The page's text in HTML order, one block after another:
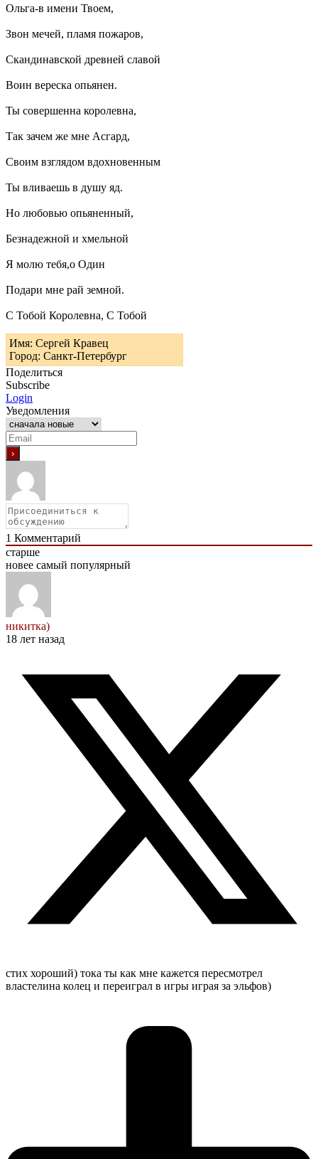
Ольга-в имени Твоем,
Звон мечей, пламя пожаров,
Скандинавской древней славой
Воин вереска опьянен.
Ты совершенна королевна,
Так зачем же мне Асгард,
Своим взглядом вдохновенным
Ты вливаешь в душу яд.
Но любовью опьяненный,
Безнадежной и хмельной
Я молю тебя,о Один
Подари мне рай земной.
С Тобой Королевна, С Тобой
Имя: Сергей Кравец
Город: Санкт-Петербург
Поделиться
Subscribe
Login
Уведомления
1 Комментарий
старше
новее самый популярный
никитка)
18 лет назад
стих хороший) тока ты как мне кажется пересмотрел
властелина колец и переиграл в игры играя за эльфов)